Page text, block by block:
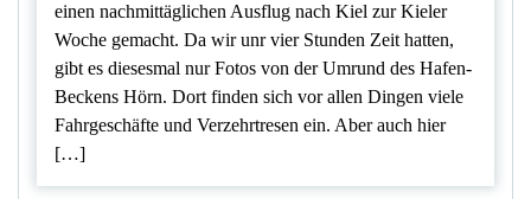
einen nachmittäglichen Ausflug nach Kiel zur Kieler
Woche gemacht. Da wir unr vier Stunden Zeit hatten,
gibt es diesesmal nur Fotos von der Umrund des Hafen-
Beckens Hörn. Dort finden sich vor allen Dingen viele
Fahrgeschäfte und Verzehrtresen ein. Aber auch hier
[…]